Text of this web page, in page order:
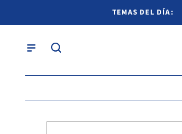
TEMAS DEL DÍA: